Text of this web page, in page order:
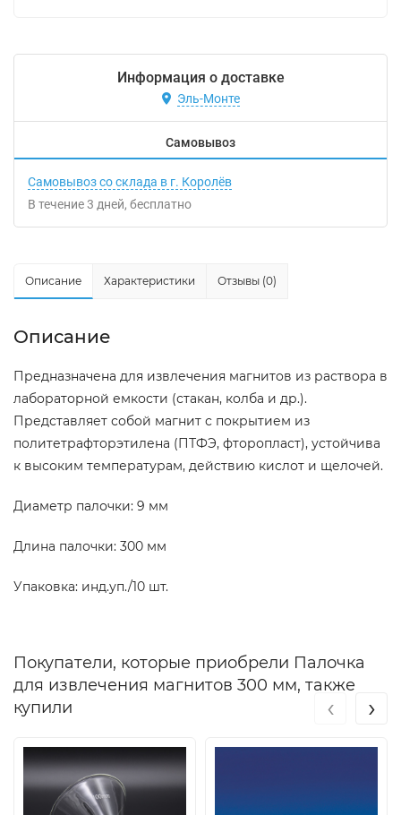
Информация о доставке
Эль-Монте
Самовывоз
Самовывоз со склада в г. Королёв
В течение3 дней Бесплатно
Описание Характеристики Отзывы (0)
Описание
Предназначена для извлечения магнитов из раствора в
лабораторной емкости (стакан, колба и др.).
Представляет собой магнит с покрытием из
политетрафторэтилена (ПТФЭ, фторопласт), устойчива
к высоким температурам, действию кислот и щелочей.
Диаметр палочки: 9 мм
Длина палочки: 300 мм
Упаковка: инд.уп./10 шт.
Покупатели, которые приобрели Палочка
для извлечения магнитов 300 мм, также
купили
‹ ›